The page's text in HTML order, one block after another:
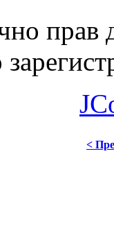
прав
<